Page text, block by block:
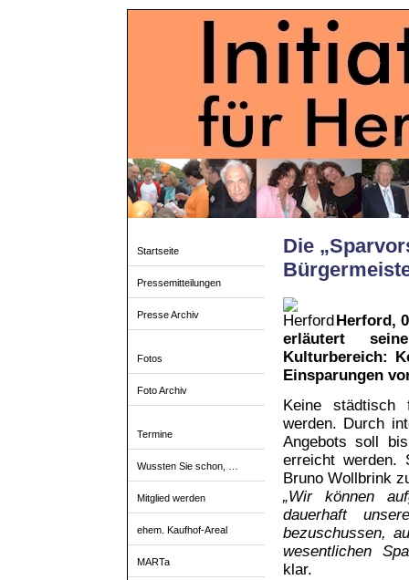
Startseite
Pressemitteilungen
Presse Archiv
Fotos
Foto Archiv
Termine
Wussten Sie schon, …
Mitglied werden
ehem. Kaufhof-Areal
MARTa
Die
Herford,
erläutert
Kulturbereich:
Einsparungen
Keine städtisch
werden. Durch
Angebots soll
erreicht werden.
Bruno Wollbrink
„Wir können
dauerhaft
bezuschussen,
wesentlichen
klar.